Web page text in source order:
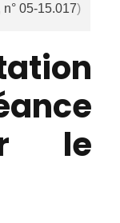
05-15.017)
le